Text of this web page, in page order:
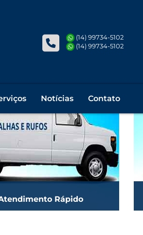
(14) 99734-5102
(14) 99734-5102
Notícias Contato
ou condutores
Rápido